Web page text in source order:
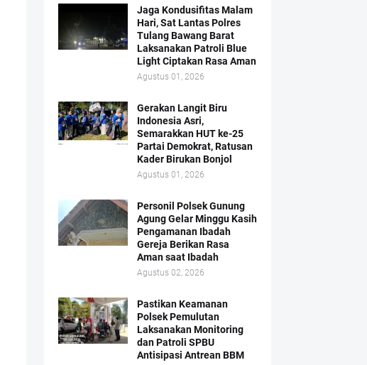
Jaga Kondusifitas Malam
Hari, Sat Lantas Polres
Tulang Bawang Barat
Laksanakan Patroli Blue
Light Ciptakan Rasa Aman
Agustus 01, 2026
Gerakan Langit Biru
Indonesia Asri,
Semarakkan HUT ke-25
Partai Demokrat, Ratusan
Kader Birukan Bonjol
Agustus 01, 2026
Personil Polsek Gunung
Agung Gelar Minggu Kasih
Pengamanan Ibadah
Gereja Berikan Rasa
Aman saat Ibadah
Agustus 02, 2026
Pastikan Keamanan
Polsek Pemulutan
Laksanakan Monitoring
dan Patroli SPBU
Antisipasi Antrean BBM